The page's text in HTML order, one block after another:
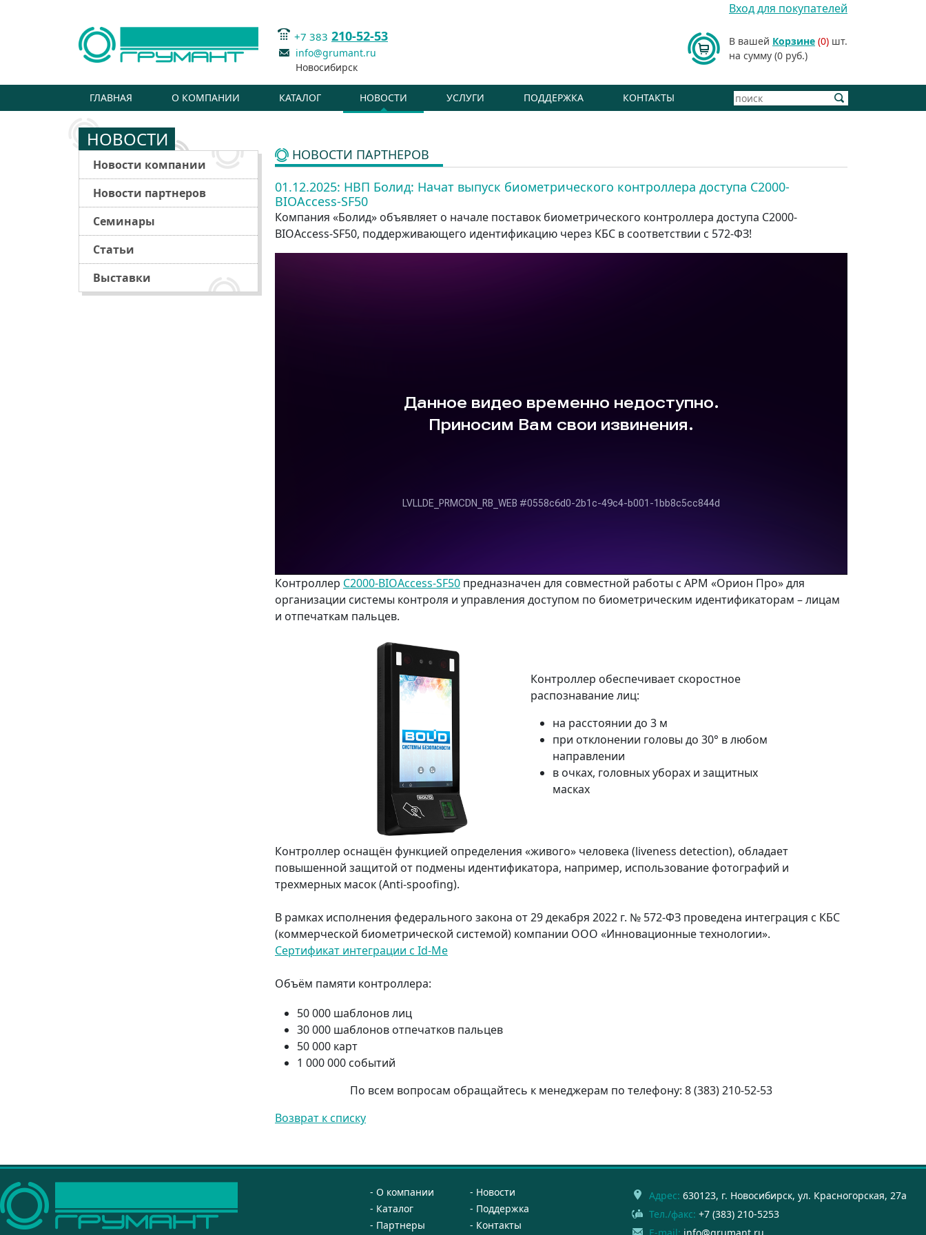
Вход для покупателей
+7 383 210-52-53
info@grumant.ru
Новосибирск
В вашей Корзине (0) шт.
на сумму (0 руб.)
ГЛАВНАЯ О КОМПАНИИ КАТАЛОГ НОВОСТИ УСЛУГИ ПОДДЕРЖКА КОНТАКТЫ
НОВОСТИ
Новости компании
Новости партнеров
Семинары
Статьи
Выставки
НОВОСТИ ПАРТНЕРОВ
01.12.2025: НВП Болид: Начат выпуск биометрического контроллера доступа С2000-
BIOAccess-SF50
Компания «Болид» объявляет о начале поставок биометрического контроллера доступа С2000-
BIOAccess-SF50, поддерживающего идентификацию через КБС в соответствии с 572-ФЗ!
Контроллер С2000-BIOAccess-SF50 предназначен для совместной работы с АРМ «Орион Про» для
организации системы контроля и управления доступом по биометрическим идентификаторам – лицам
и отпечаткам пальцев.
Контроллер обеспечивает скоростное
распознавание лиц:
на расстоянии до 3 м
при отклонении головы до 30° в любом
направлении
в очках, головных уборах и защитных
масках
Контроллер оснащён функцией определения «живого» человека (liveness detection), обладает
повышенной защитой от подмены идентификатора, например, использование фотографий и
трехмерных масок (Anti-spoofing).
В рамках исполнения федерального закона от 29 декабря 2022 г. № 572-ФЗ проведена интеграция с КБС
(коммерческой биометрической системой) компании ООО «Инновационные технологии».
Сертификат интеграции с Id-Me
Объём памяти контроллера:
50 000 шаблонов лиц
30 000 шаблонов отпечатков пальцев
50 000 карт
1 000 000 событий
По всем вопросам обращайтесь к менеджерам по телефону: 8 (383) 210-52-53
Возврат к списку
О компании
Новости
Каталог
Поддержка
Партнеры
Контакты
Адрес: 630123, г. Новосибирск, ул. Красногорская, 27а
Тел./факс: +7 (383) 210-5253